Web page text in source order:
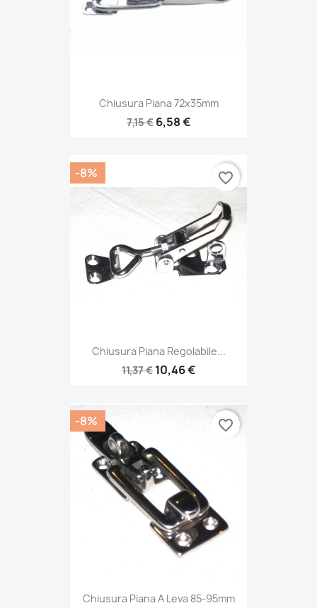
Chiusura Piana 72x35mm
7,15 € 6,58 €
Chiusura Piana Regolabile...
11,37 € 10,46 €
-8% favorite_border
Chiusura Piana A Leva 85-95mm
-8% favorite_border